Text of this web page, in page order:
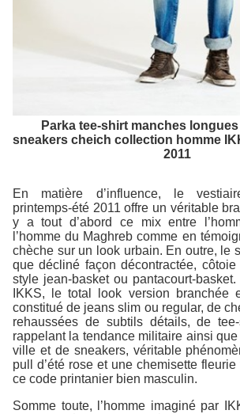
Parka tee-shirt manches
sneakers cheich collection homme
2011
En matière d’influence, le
printemps-été 2011 offre un véritable
y a tout d’abord ce mix entre
l’homme du Maghreb comme en
chèche sur un look urbain. En outre, le
que décliné façon décontractée,
style jean-basket ou pantacourt-
IKKS, le total look version branchée
constitué de jeans slim ou regular, de
rehaussées de subtils détails, de
rappelant la tendance militaire ainsi
ville et de sneakers, véritable
pull d’été rose et une chemisette
ce code printanier bien masculin.
Somme toute, l’homme imaginé par